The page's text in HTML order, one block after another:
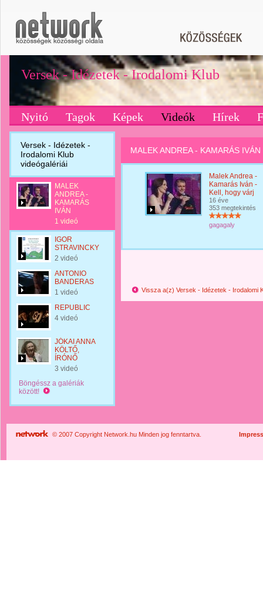
Versek - Idézetek - Irodalomi Klub
Nyitó Tagok Képek Videók Hírek
Versek - Idézetek -
Irodalomi Klub
videógalériái
MALEK
ANDREA -
KAMARÁS
IVÁN
1 videó
IGOR
STRAVINCKY
2 videó
ANTONIO
BANDERAS
1 videó
REPUBLIC
4 videó
JÓKAI ANNA
KÖLTŐ,
ÍRÓNŐ
3 videó
Böngéssz a galériák
között!
MALEK ANDREA - KAMARÁS IVÁN
Malek Andrea -
Kamarás Iván -
Kell, hogy várj
16 éve
353 megtekintés
gagagaly
Vissza a(z) Versek - Idézetek - Irodalomi
© 2007 Copyright Network.hu Minden jog fenntartva.